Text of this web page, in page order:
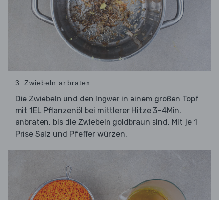
3. Zwiebeln anbraten
Die Zwiebeln und den Ingwer in einem großen Topf
mit 1EL Pflanzenöl bei mittlerer Hitze 3–4Min.
anbraten, bis die Zwiebeln goldbraun sind. Mit je 1
Prise Salz und Pfeffer würzen.